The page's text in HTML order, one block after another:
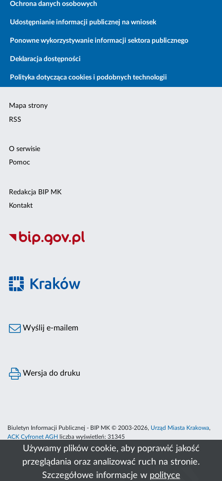
Używamy plików cookie, aby poprawić jakość
przeglądania oraz analizować ruch na stronie.
Szczegółowe informacje w polityce
Ochrona danych osobowych
Udostępnianie informacji publicznej na wniosek
Ponowne wykorzystywanie informacji sektora publicznego
Deklaracja dostępności
Polityka dotycząca cookies i podobnych technologii
Mapa strony
RSS
O serwisie
Pomoc
Redakcja BIP MK
Kontakt
Wyślij e-mailem
Wersja do druku
Biuletyn Informacji Publicznej - BIP MK © 2003-2026, Urząd Miasta Krakowa,
ACK Cyfronet AGH
liczba wyświetleń: 31345